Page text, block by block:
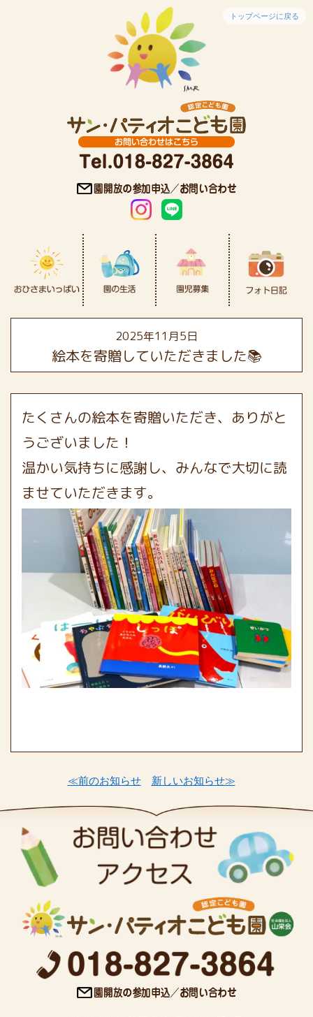
トップページに戻る
2025年11月5日
絵本を寄贈していただきました📚
たくさんの絵本を寄贈いただき、ありがと
うございました！
温かい気持ちに感謝し、みんなで大切に読
ませていただきます。
≪前のお知らせ 新しいお知らせ≫